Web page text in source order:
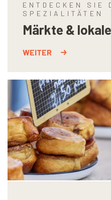
ENTDECKEN SIE
SPEZIALITÄTEN
Märkte &
WEITER